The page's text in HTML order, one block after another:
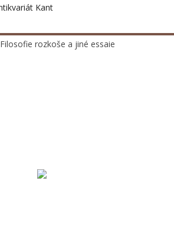
Filosofie rozkoše a jiné essaie